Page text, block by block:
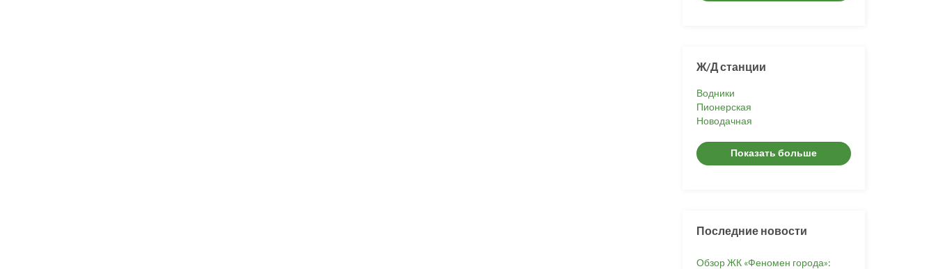
Ж/Д станции
Водники
Пионерская
Новодачная
Показать больше
Последние новости
Обзор ЖК «Феномен города»: